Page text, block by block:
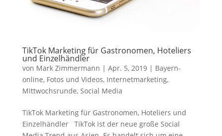
TikTok Marketing für Gastronomen, Hoteliers
und Einzelhändler
von Mark Zimmermann | Apr. 5, 2019| Bayern-
online, Fotos und Videos, Internetmarketing,
Mittwochsrunde, Social Media
TikTok Marketing für Gastronomen, Hoteliers und
Einzelhändler TikTok ist der neue große Social